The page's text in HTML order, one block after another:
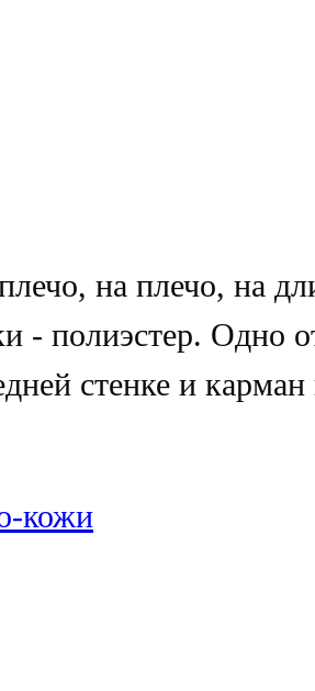
на плечо, на
- полиэстер. Одно
стенке и
кожи